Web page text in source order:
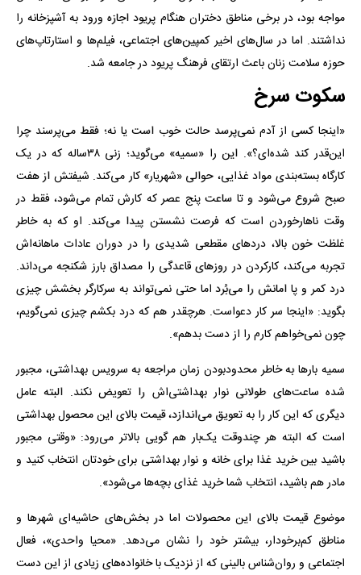
مواجه بود، در برخی مناطق دختران هنگام پریود اجازه ورود به آشپزخانه را
نداشتند. اما در سال‌های اخیر کمپین‌های اجتماعی، فیلم‌ها و استارتاپ‌های
حوزه سلامت زنان باعث ارتقای فرهنگ پریود در جامعه شد.
سکوت سرخ
«اینجا کسی از آدم نمی‌پرسد حالت خوب است یا نه؛ فقط می‌پرسند چرا
این‌قدر کند شده‌ای؟». این را «سمیه» می‌گوید؛ زنی ۳۸ساله که در یک
کارگاه بسته‌بندی مواد غذایی، حوالی «شهریار» کار می‌کند. شیفتش از هفت
صبح شروع می‌شود و تا ساعت پنج عصر که کارش تمام می‌شود، فقط در
وقت ناهار‌خوردن است که فرصت نشستن پیدا می‌کند. او که به خاطر
غلظت خون بالا، دردهای مقطعی شدیدی را در دوران عادات ماهانه‌اش
تجربه می‌کند، کارکردن در روزهای قاعدگی را مصداق بارز شکنجه می‌داند.
درد کمر و پا امانش را می‌بُرد اما حتی نمی‌تواند به سرکارگر بخشش چیزی
بگوید: «اینجا سر کار دعواست. هرچقدر هم که درد بکشم چیزی نمی‌گویم،
چون نمی‌خواهم کارم را از دست بدهم».
سمیه بارها به خاطر محدودبودن زمان مراجعه به سرویس بهداشتی، مجبور
شده ساعت‌های طولانی نوار بهداشتی‌اش را تعویض نکند. البته عامل
دیگری که این کار را به تعویق می‌اندازد، قیمت بالای این محصول بهداشتی
است که البته هر چندوقت یک‌بار هم گویی بالاتر می‌رود: «وقتی مجبور
باشید بین خرید غذا برای خانه و نوار بهداشتی برای خودتان انتخاب کنید و
مادر هم باشید، انتخاب شما خرید غذای بچه‌ها می‌شود».
موضوع قیمت بالای این محصولات اما در بخش‌های حاشیه‌ای شهرها و
مناطق کم‌برخودار، بیشتر خود را نشان می‌دهد. «محیا واحدی»، فعال
اجتماعی و روان‌شناس بالینی که از نزدیک با خانواده‌های زیادی از این دست